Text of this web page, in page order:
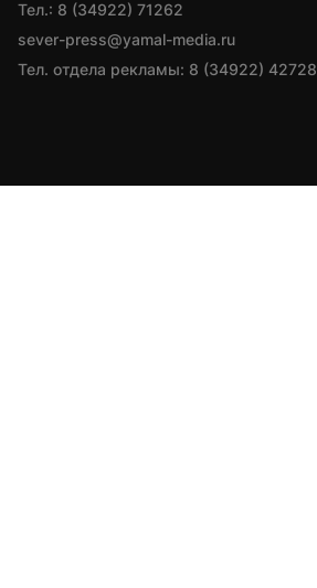
Тел.: 8 (34922) 71262
sever-press@yamal-media.ru
Тел. отдела рекламы: 8 (34922) 42728